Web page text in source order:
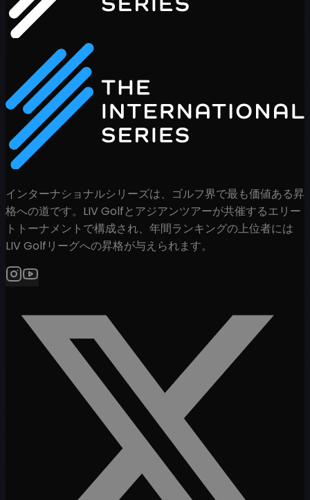
インターナショナルシリーズは、ゴルフ界で最も価値ある昇
格への道です。LIV Golfとアジアンツアーが共催するエリー
トトーナメントで構成され、年間ランキングの上位者には
LIV Golfリーグへの昇格が与えられます。